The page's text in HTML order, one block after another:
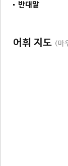
반대말
어휘 지도 (마